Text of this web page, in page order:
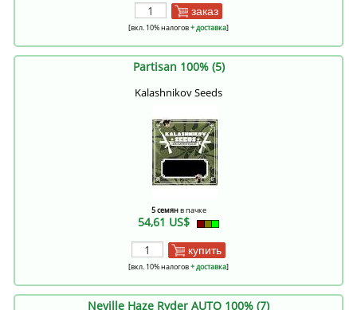
заказ
[вкл. 10% налогов+ доставка]
Partisan 100% (5)
Kalashnikov Seeds
5 семянв пачке
54,61 US$
купить
[вкл. 10% налогов+ доставка]
Neville Haze Ryder AUTO 100% (7)